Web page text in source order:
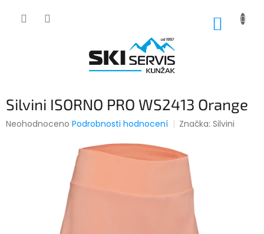
Silvini ISORNO PRO WS2413 Orange
Průměrné
Neohodnoceno Podrobnosti hodnocení Značka:Silvini